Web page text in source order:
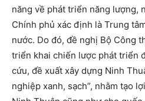
năng về phát triển năng lượng,
Chính phủ xác định là Trung
nước. Do đó, đề nghị Bộ Công
triển khai chiến lược phát triển
cứu, đề xuất xây dựng Ninh
nghiệp xanh, sạch”, nhằm tạo